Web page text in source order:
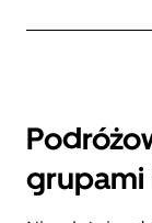
grupami